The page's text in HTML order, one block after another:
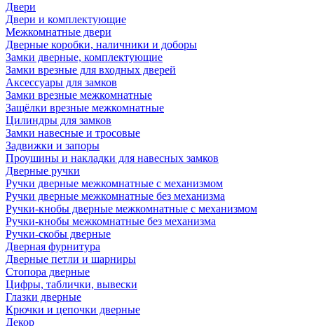
Двери
Двери и комплектующие
Межкомнатные двери
Дверные коробки, наличники и доборы
Замки дверные, комплектующие
Замки врезные для входных дверей
Аксессуары для замков
Замки врезные межкомнатные
Защёлки врезные межкомнатные
Цилиндры для замков
Замки навесные и тросовые
Задвижки и запоры
Проушины и накладки для навесных замков
Дверные ручки
Ручки дверные межкомнатные с механизмом
Ручки дверные межкомнатные без механизма
Ручки-кнобы дверные межкомнатные с механизмом
Ручки-кнобы межкомнатные без механизма
Ручки-скобы дверные
Дверная фурнитура
Дверные петли и шарниры
Стопора дверные
Цифры, таблички, вывески
Глазки дверные
Крючки и цепочки дверные
Декор